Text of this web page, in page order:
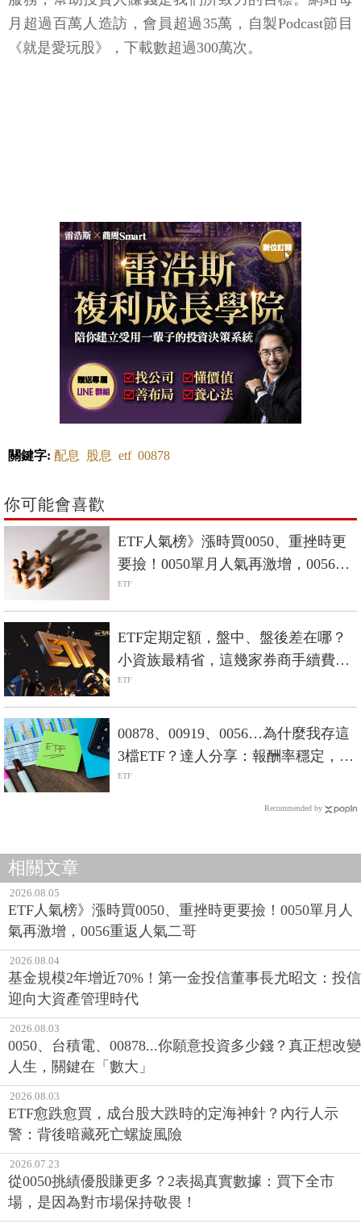
月超過百萬人造訪，會員超過35萬，自製Podcast節目
《就是愛玩股》，下載數超過300萬次。
關鍵字: 配息 股息 etf 00878
你可能會喜歡
ETF人氣榜》漲時買0050、重挫時更
要撿！0050單月人氣再激增，0056重
返人氣二哥
ETF
ETF定期定額，盤中、盤後差在哪？
小資族最精省，這幾家券商手續費只
要1元起
ETF
00878、00919、0056…為什麼我存這
3檔ETF？達人分享：報酬率穩定，又
能常常領股息
ETF
Recommended by
相關文章
2026.08.05
ETF人氣榜》漲時買0050、重挫時更要撿！0050單月人
氣再激增，0056重返人氣二哥
2026.08.04
基金規模2年增近70%！第一金投信董事長尤昭文：投信
迎向大資產管理時代
2026.08.03
0050、台積電、00878...你願意投資多少錢？真正想改變
人生，關鍵在「數大」
2026.08.03
ETF愈跌愈買，成台股大跌時的定海神針？內行人示
警：背後暗藏死亡螺旋風險
2026.07.23
從0050挑績優股賺更多？2表揭真實數據：買下全市
場，是因為對市場保持敬畏！